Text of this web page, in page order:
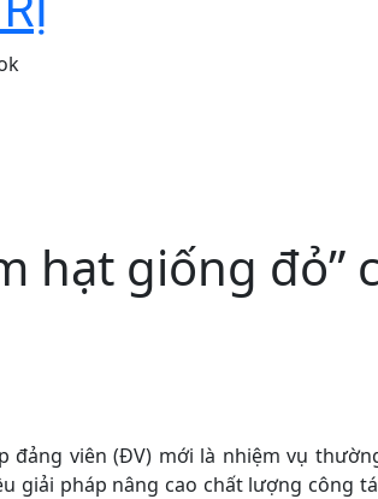
hạt giống đỏ”
đảng viên (ĐV) mới là nhiệm vụ
giải pháp nâng cao chất lượng công